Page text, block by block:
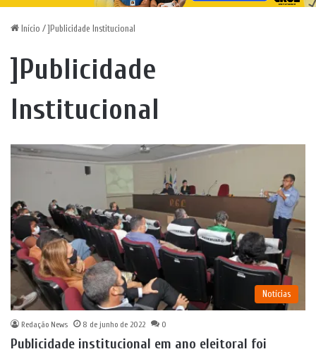
Início / ]Publicidade Institucional
]Publicidade
Institucional
Notícias
Redação News 8 de junho de 2022 0
Publicidade institucional em ano eleitoral foi